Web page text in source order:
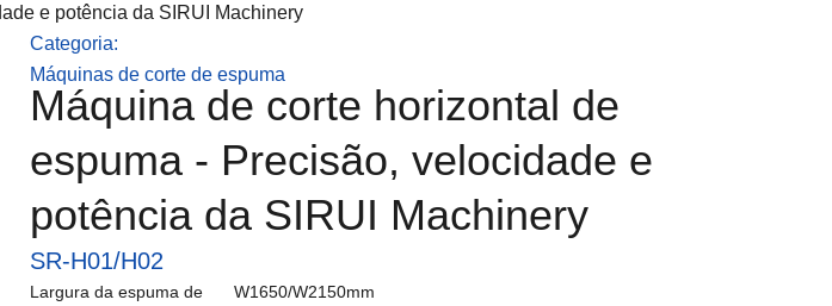
e potência da SIRUI Machinery
Categoria:
Máquinas de corte de espuma
Máquina de corte horizontal de
espuma - Precisão, velocidade e
potência da SIRUI Machinery
SR-H01/H02
Largura da espuma de
W1650/W2150mm